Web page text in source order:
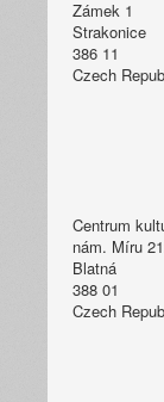
Zámek 1
Strakonice
386 11
Czech
Centrum
nám. Míru
Blatná
388 01
Czech